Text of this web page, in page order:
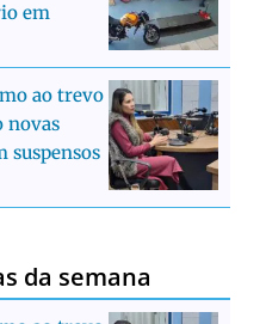
em
ao trevo
novas
suspensos
da semana